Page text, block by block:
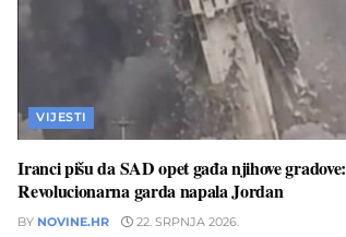
VIJESTI
Iranci pišu da SAD opet gađa njihove gradove:
Revolucionarna garda napala Jordan
BY NOVINE.HR 22. SRPNJA 2026.